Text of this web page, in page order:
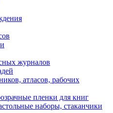
журналов
атласов, рабочих
пленки для книг
наборы, стаканчики